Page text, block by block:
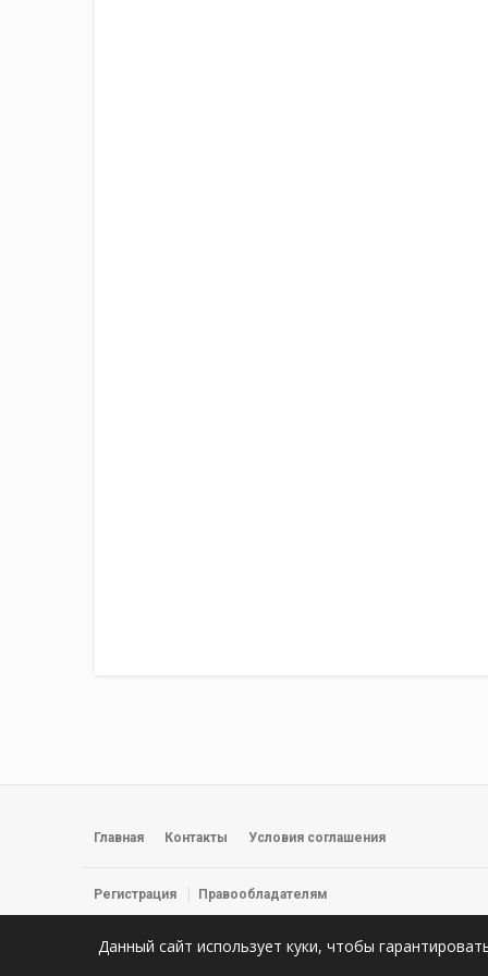
Данный сайт использует куки, чтобы
Главная Контакты Условия соглашения
Регистрация
Правообладателям